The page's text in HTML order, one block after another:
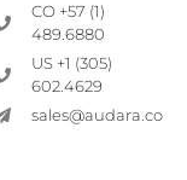
CO +57 (1)
489.6880
US +1 (305)
602.4629
sales@audara.co